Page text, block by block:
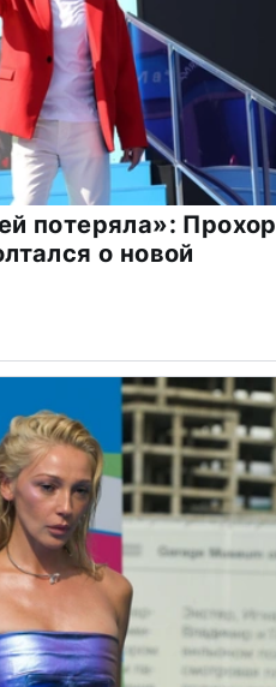
потеряла»: Прохор
о новой